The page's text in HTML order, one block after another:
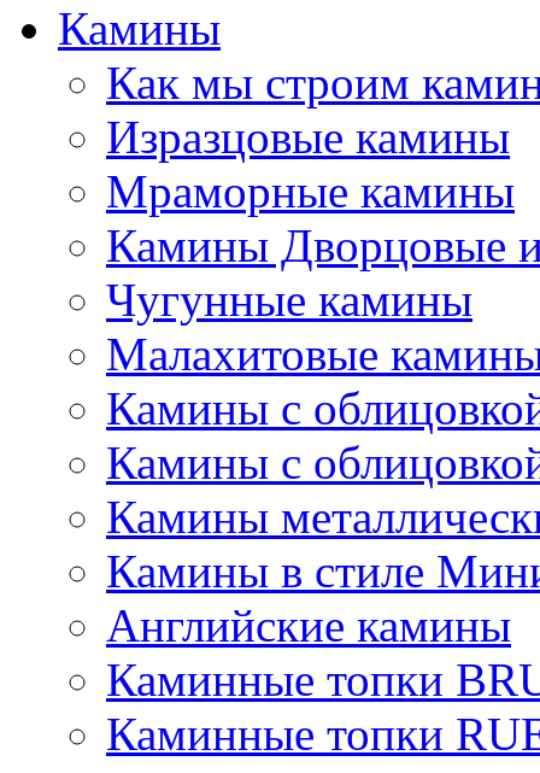
Камины
Как мы строим
Изразцовые камины
Мраморные камины
Камины Дворцовые
Чугунные камины
Малахитовые
Камины с
Камины с
Камины
Камины в стиле
Английские камины
Каминные топки
Каминные топки